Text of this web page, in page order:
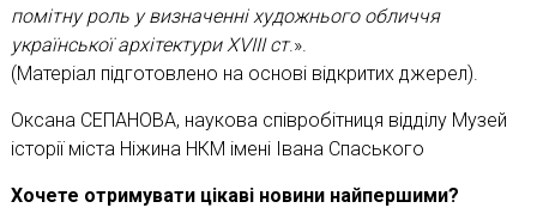
помітну роль у визначенні художнього обличчя
української архітектури XVIII ст.».
(Матеріал підготовлено на основі відкритих джерел).
Оксана СЕПАНОВА, наукова співробітниця відділу Музей
історії міста Ніжина НКМ імені Івана Спаського
Хочете отримувати цікаві новини найпершими?